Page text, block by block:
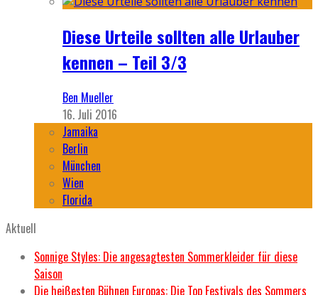
Diese Urteile sollten alle Urlauber
kennen – Teil 3/3
Ben Mueller
16. Juli 2016
Jamaika
Berlin
München
Wien
Florida
Aktuell
Sonnige Styles: Die angesagtesten Sommerkleider für diese
Saison
Die heißesten Bühnen Europas: Die Top Festivals des Sommers